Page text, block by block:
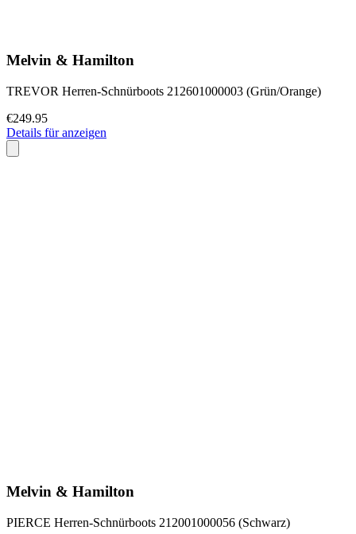
Melvin & Hamilton
TREVOR Herren-Schnürboots 212601000003 (Grün/Orange)
€249.95
Details für anzeigen
Melvin & Hamilton
PIERCE Herren-Schnürboots 212001000056 (Schwarz)